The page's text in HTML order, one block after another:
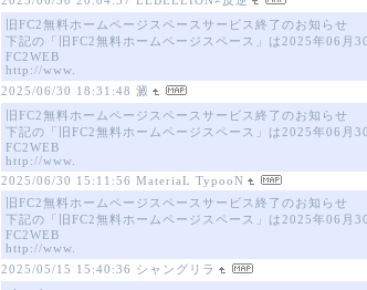
旧FC2無料ホームページスペースサービス終了のお知らせ
下記の「旧FC2無料ホームページスペース」は2025年06月
FC2WEB
http://www.
2025/06/30 18:31:48 澱
旧FC2無料ホームページスペースサービス終了のお知らせ
下記の「旧FC2無料ホームページスペース」は2025年06月
FC2WEB
http://www.
2025/06/30 15:11:56 MateriaL TypooN
旧FC2無料ホームページスペースサービス終了のお知らせ
下記の「旧FC2無料ホームページスペース」は2025年06月
FC2WEB
http://www.
2025/05/15 15:40:36 シャングリラ